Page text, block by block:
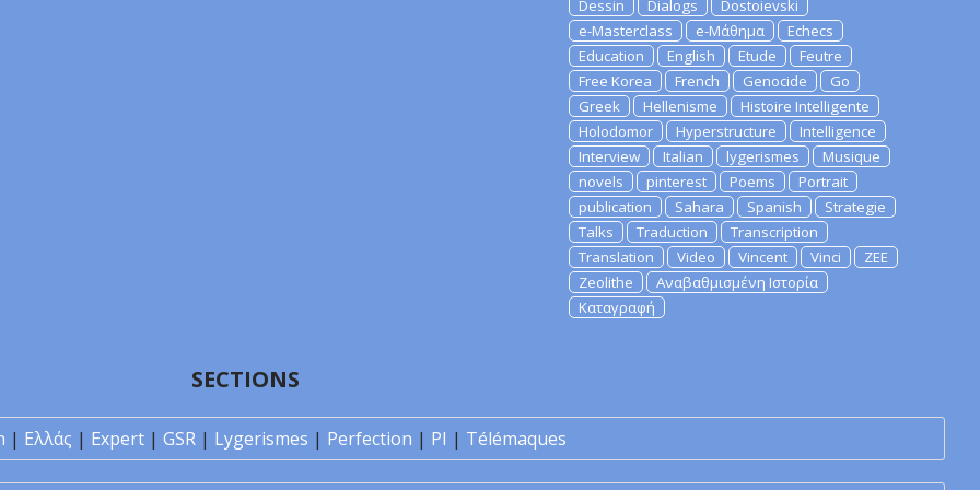
Dessin
Dialogs
Dostoievski
e-Masterclass
e-Μάθημα
Echecs
Education
English Etude
Feutre
Free Korea
French Genocide
Go
Greek
Hellenisme
Histoire Intelligente
Holodomor
Hyperstructure
Intelligence
Interview
Italian lygerismes
Musique
novels
pinterest Poems
Portrait
publication
Sahara Spanish
Strategie
Talks
Traduction
Transcription
Translation
Video Vincent Vinci
ZEE
Zeolithe
Αναβαθμισμένη Ιστορία
Καταγραφή
SECTIONS
| Ελλάς | Expert | GSR | Lygerismes | Perfection | PI | Télémaques